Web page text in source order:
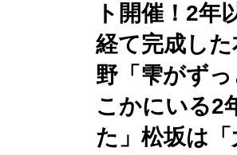
ト開催！2年
経て完成し
野「雫がず
こかにいる2
た」松坂は